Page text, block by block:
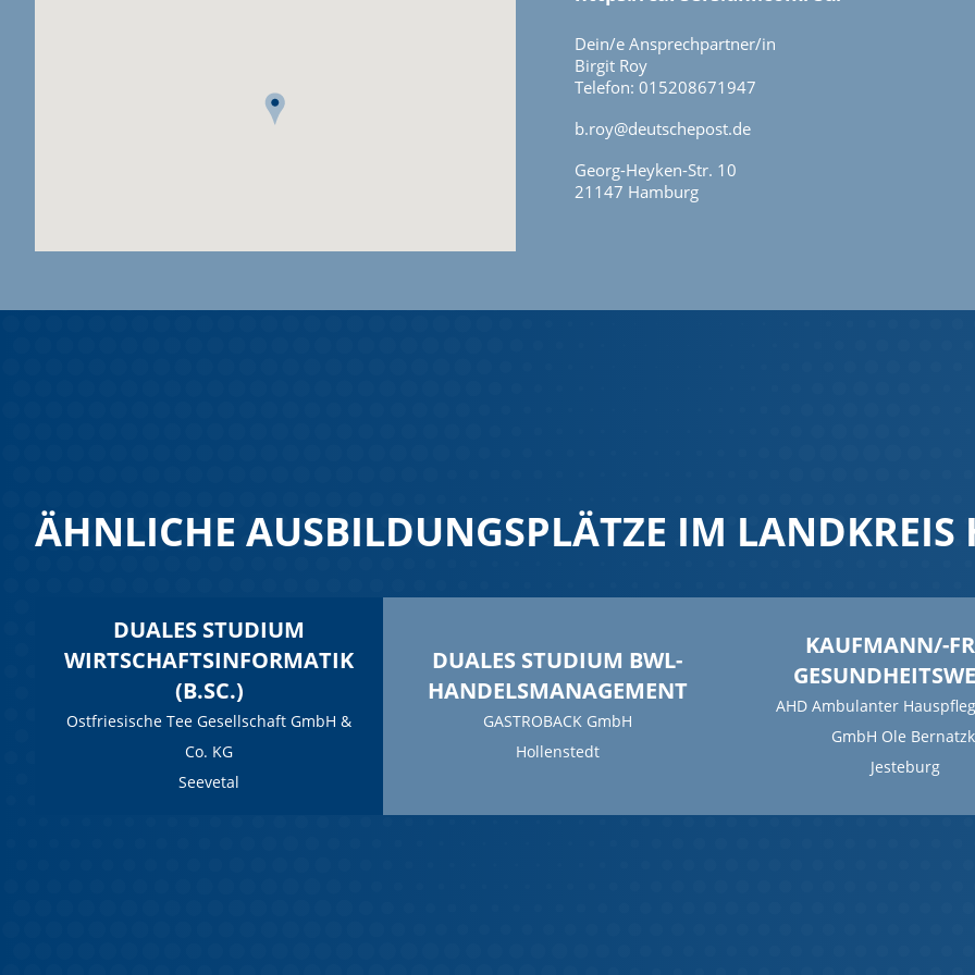
Dein/e Ansprechpartner/in
Birgit Roy
Telefon: 015208671947
b.roy@deutschepost.de
Georg-Heyken-Str. 10
21147 Hamburg
ÄHNLICHE AUSBILDUNGSPLÄTZE IM LANDKREIS
DUALES STUDIUM
WIRTSCHAFTSINFORMATIK
(B.SC.)
Ostfriesische Tee Gesellschaft GmbH &
Co. KG
Seevetal
DUALES STUDIUM BWL-
HANDELSMANAGEMENT
GASTROBACK GmbH
Hollenstedt
KAUFMANN/-
AHD Ambulanter
GmbH Ole
Jesteburg